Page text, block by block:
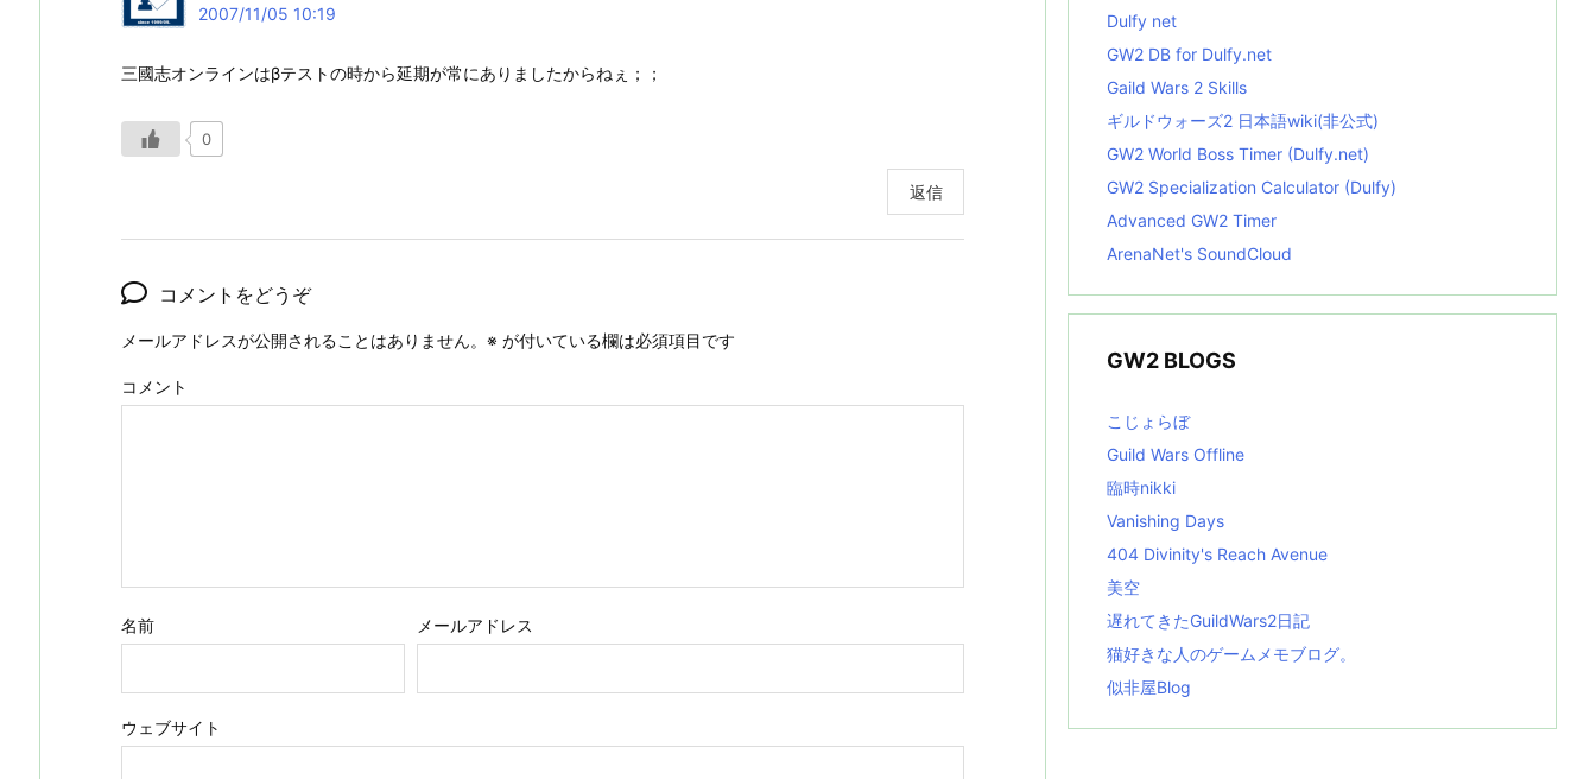
2007/11/05 10:19
三國志オンラインはβテストの時から延期が常にありましたからねぇ；；
0
返信
コメントをどうぞ
メールアドレスが公開されることはありません。 ※ が付いている欄は必須項目です
コメント
名前 メールアドレス
ウェブサイト
Dulfy net
GW2 DB for Dulfy.net
Gaild Wars 2 Skills
ギルドウォーズ2 日本語wiki(非公式)
GW2 World Boss Timer (Dulfy.net)
GW2 Specialization Calculator (Dulfy)
Advanced GW2 Timer
ArenaNet's SoundCloud
GW2 BLOGS
こじょらぼ
Guild Wars Offline
臨時nikki
Vanishing Days
404 Divinity's Reach Avenue
美空
遅れてきたGuildWars2日記
猫好きな人のゲームメモブログ。
似非屋Blog